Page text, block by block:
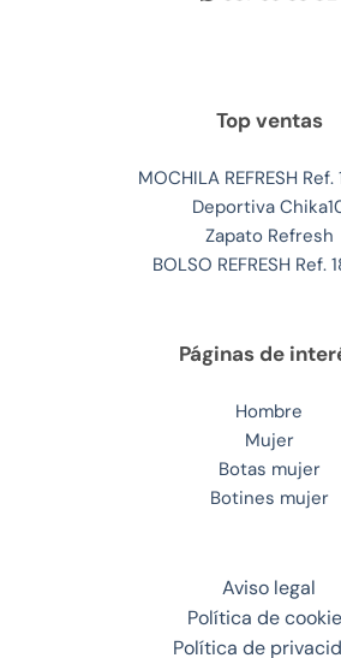
Top ventas
MOCHILA REFRESH
Deportiva
Zapato Refresh
BOLSO REFRESH Ref.
Páginas de
Hombre
Mujer
Botas mujer
Botines mujer
Aviso legal
Política de
Política de